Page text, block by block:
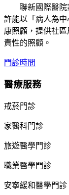
聯新國際醫院家
許能以「病人為
康照顧，提供社
責性的照顧。
門診時間
醫療服務
戒菸門診
家醫科門診
旅遊醫學門診
職業醫學門診
安寧緩和醫學門診